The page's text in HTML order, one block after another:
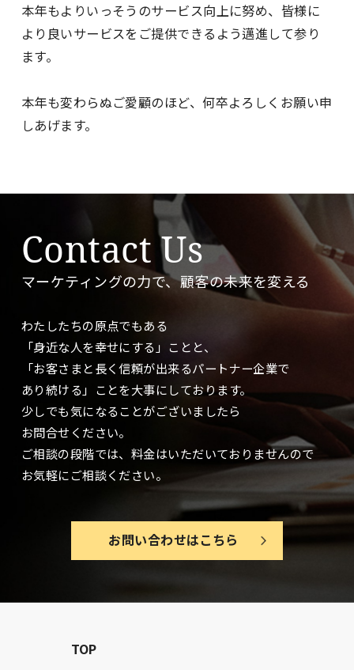
本年もよりいっそうのサービス向上に努め、皆様に
より良いサービスをご提供できるよう邁進して参り
ます。
本年も変わらぬご愛顧のほど、何卒よろしくお願い申
しあげます。
Contact Us
マーケティングの力で、顧客の未来を変える
わたしたちの原点でもある
「身近な人を幸せにする」ことと、
「お客さまと長く信頼が出来るパートナー企業で
あり続ける」ことを大事にしております。
少しでも気になることがございましたら
お問合せください。
ご相談の段階では、料金はいただいておりませんので
お気軽にご相談ください。
お問い合わせはこちら
TOP